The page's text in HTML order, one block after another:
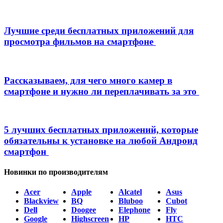
Лучшие среди бесплатных приложений для
просмотра фильмов на смартфоне
Рассказываем, для чего много камер в
смартфоне и нужно ли переплачивать за это
5 лучших бесплатных приложений, которые
обязательны к установке на любой Андроид
смартфон
Новинки по производителям
Acer Apple Alcatel
Asus
Blackview
BQ Bluboo
Cubot
Dell
Doogee Elephone
Fly
Google
Highscreen HP HTC